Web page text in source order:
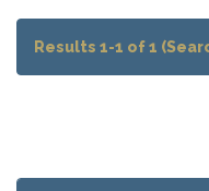
Results 1-1 of 1